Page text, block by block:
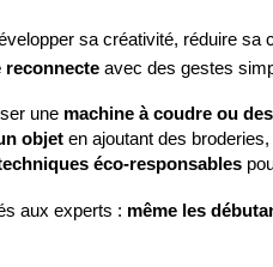
sa créativité, réduire
reconnecte avec des gestes
une machine à coudre ou
objet en ajoutant des
éco-responsables
aux experts : même les